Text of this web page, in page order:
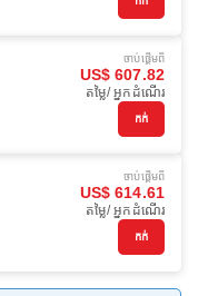
ចាប់ផ្ដើមពី
US$ 607.82
តម្លៃ/ អ្នកដំណើរ
កក់
ចាប់ផ្ដើមពី
US$ 614.61
តម្លៃ/ អ្នកដំណើរ
កក់